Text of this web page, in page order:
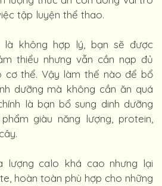
tập luyện thể thao.
là không hợp lý, bạn sẽ được
thiểu nhưng vẫn cần nạp đủ
cơ thể. Vậy làm thế nào để bổ
dưỡng mà không cần ăn quá
là bạn bổ sung dinh dưỡng
giàu năng lượng, protein,
lượng calo khá cao nhưng lại
hoàn toàn phù hợp cho những